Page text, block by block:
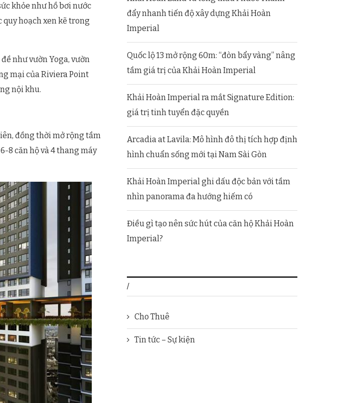
khỏe như hồ bơi nước
quy hoạch xen kẽ trong
như vườn Yoga, vườn
mại của Riviera Point
nội khu.
đồng thời mở rộng tầm
8 căn hộ và 4 thang máy
đẩy nhanh tiến độ xây dựng Khải Hoàn
Imperial
Quốc lộ 13 mở rộng 60m: “đòn bẩy vàng” nâng
tầm giá trị của Khải Hoàn Imperial
Khải Hoàn Imperial ra mắt Signature Edition:
giá trị tinh tuyển đặc quyền
Arcadia at Lavila: Mô hình đô thị tích hợp định
hình chuẩn sống mới tại Nam Sài Gòn
Khải Hoàn Imperial ghi dấu độc bản với tầm
nhìn panorama đa hướng hiếm có
Điều gì tạo nên sức hút của căn hộ Khải Hoàn
Imperial?
/
Cho Thuê
Tin tức – Sự kiện